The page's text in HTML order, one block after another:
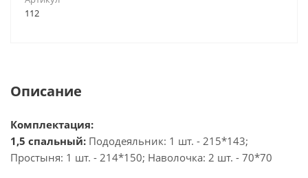
112
Описание
Комплектация:
1,5 спальный: Пододеяльник: 1 шт. - 215*143;
Простыня: 1 шт. - 214*150; Наволочка: 2 шт. - 70*70